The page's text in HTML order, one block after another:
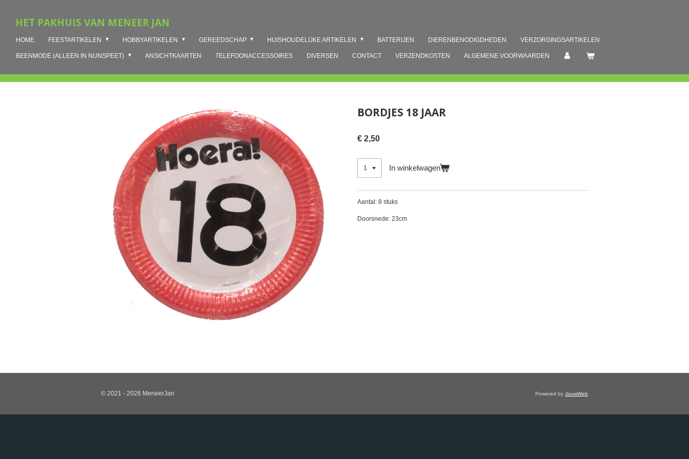
direct
hoofdinhoud
HET PAKHUIS VAN MENEER JAN
HOME FEESTARTIKELEN HOBBYARTIKELEN GEREEDSCHAP HUISHOUDELIJKE ARTIKELEN BATTERIJEN DIERENBENODIGDHEDEN VERZORGINGSARTIKELEN
BEENMODE (ALLEEN IN NUNSPEET) ANSICHTKAARTEN TELEFOONACCESSOIRES DIVERSEN CONTACT VERZENDKOSTEN ALGEMENE VOORWAARDEN
BORDJES 18 JAAR
€ 2,50
In winkelwagen
Aantal: 8 stuks
Doorsnede: 23cm
© 2021 - 2026 MeneerJan Powered by JouwWeb